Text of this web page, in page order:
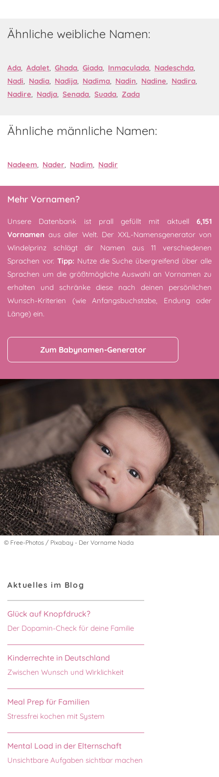
Ähnliche weibliche Namen:
Ada, Adalet, Ghada, Giada, Inmaculada, Nadeschda,
Nadi, Nadia, Nadija, Nadima, Nadin, Nadine, Nadira,
Nadire, Nadja, Senada, Suada, Zada
Ähnliche männliche Namen:
Nadeem, Nader, Nadim, Nadir
Mehr Vornamen?
Unsere Datenbank ist prall gefüllt mit aktuell 6,151
Vornamen aus aller Welt. Der XXL-Namensgenerator von
Windelprinz schlägt dir Namen aus 11 verschiedenen
Sprachen vor. Tipp: Nutze die Suche übergreifend über alle
Sprachen um die größtmögliche Auswahl an Vornamen zu
erhalten und schränke diese nach deinen persönlichen
Wunsch-Kriterien (wie Anfangsbuchstabe, Endung oder
Länge) ein.
Zum Babynamen-Generator
© Free-Photos / Pixabay - Der Vorname Nada
Aktuelles im Blog
Glück auf Knopfdruck?
Der Dopamin-Check für deine Familie
Kinderrechte in Deutschland
Zwischen Wunsch und Wirklichkeit
Meal Prep für Familien
Stressfrei kochen mit System
Mental Load in der Elternschaft
Unsichtbare Aufgaben sichtbar machen